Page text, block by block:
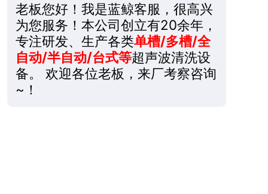
老板您好！我是蓝鲸客服，很高兴
为您服务！本公司创立有20余年，
专注研发、生产各类单槽/多槽/全
自动/半自动/台式等超声波清洗设
备。 欢迎各位老板，来厂考察咨询
~！